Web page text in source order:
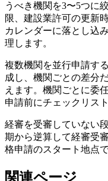
うべき機関を3〜5つに
限、建設業許可の更新
カレンダーに落とし込
理します。
複数機関を並行申請す
成し、機関ごとの差分
えます。機関ごとに委
申請前にチェックリス
経審を受審していない
期から逆算して経審受
格申請のスタート地点で
関連ページ